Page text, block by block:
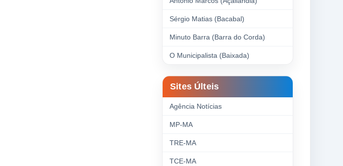
Sérgio Matias (Bacabal)
Minuto Barra (Barra do Corda)
O Municipalista (Baixada)
Sites Últeis
Agência Notícias
MP-MA
TRE-MA
TCE-MA